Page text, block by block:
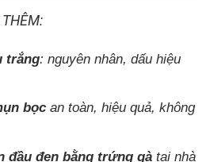
trắng: nguyên nhân, dấu hiệu
bọc an toàn, hiệu quả, không
đầu đen bằng trứng gà tại nhà